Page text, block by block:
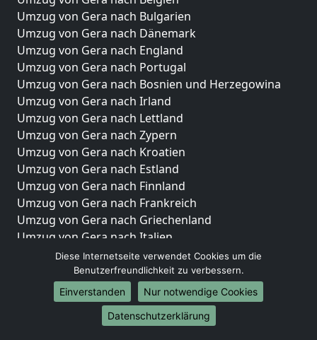
Umzug von Gera nach Bulgarien
Umzug von Gera nach Dänemark
Umzug von Gera nach England
Umzug von Gera nach Portugal
Umzug von Gera nach Bosnien und Herzegowina
Umzug von Gera nach Irland
Umzug von Gera nach Lettland
Umzug von Gera nach Zypern
Umzug von Gera nach Kroatien
Umzug von Gera nach Estland
Umzug von Gera nach Finnland
Umzug von Gera nach Frankreich
Umzug von Gera nach Griechenland
Umzug von Gera nach Italien
Umzug von Gera nach Liechtenstein
Umzug von Gera nach Luxemburg
Umzug von Gera nach Niederlande
Umzug von Gera nach Norwegen
Umzüge-Deutschlandweit
Diese Internetseite verwendet Cookies um die
Benutzerfreundlichkeit zu verbessern.
Einverstanden
Nur notwendige Cookies
Datenschutzerklärung